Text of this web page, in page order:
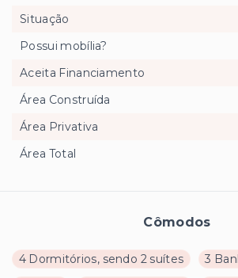
Cômodos
4 Dormitórios, sendo 2 suítes
3
Situação
Possui mobília?
Aceita Financiamento
Área Construída
Área Privativa
Área Total